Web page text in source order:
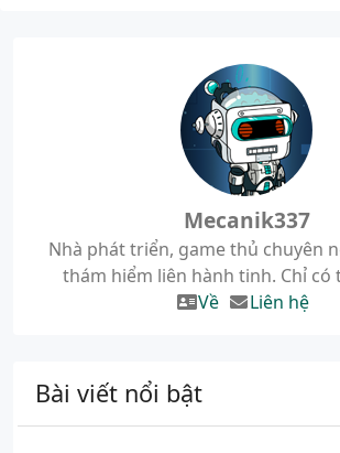
Mecanik337
Nhà phát triển, game thủ chuyên
thám hiểm liên hành tinh. Chỉ có
Về
Liên hệ
Bài viết nổi bật